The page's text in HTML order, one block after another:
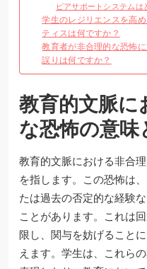
ピアサポートシステム
学生のレジリエンスを高
ティスは何ですか？
教育者が非合理的な恐怖
誤りは何ですか？
教育的文脈に
な恐怖の意味
教育的文脈における非合
を指します。この恐怖は
たは過去の否定的な経験
ことがあります。これは
限し、関与を妨げること
えます。学生は、これら